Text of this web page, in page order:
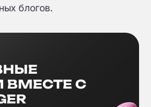
блогов.
С